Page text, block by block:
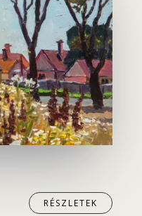
RÉSZLETEK